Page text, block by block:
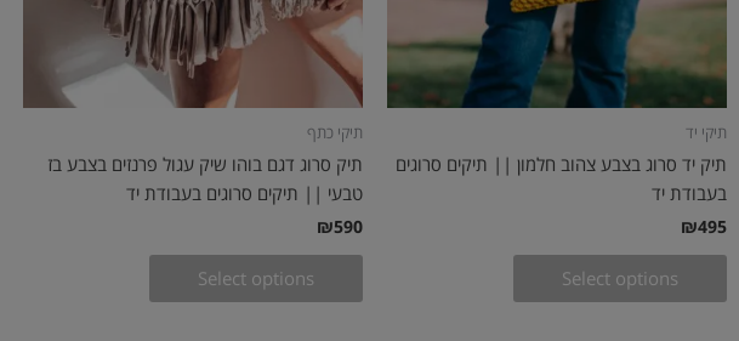
תיקי יד
תיק יד סרוג בצבע צהוב חלמון || תיקים סרוגים
בעבודת יד
₪495
Select options
תיקי כתף
תיק סרוג דגם בוהו שיק עגול פרנזים בצבע בז
טבעי || תיקים סרוגים בעבודת יד
₪590
Select options